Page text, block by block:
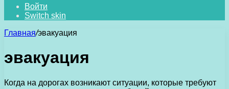
Войти
Switch skin
Главная/эвакуация
эвакуация
Когда на дорогах возникают ситуации, которые требуют